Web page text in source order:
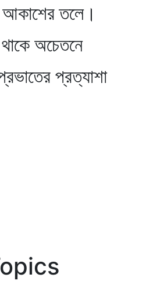
আকাশের তলে।
অচেতনে
প্রত্যাশা